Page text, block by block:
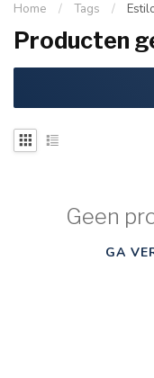
Home / Tags /
Producten
Geen
GA